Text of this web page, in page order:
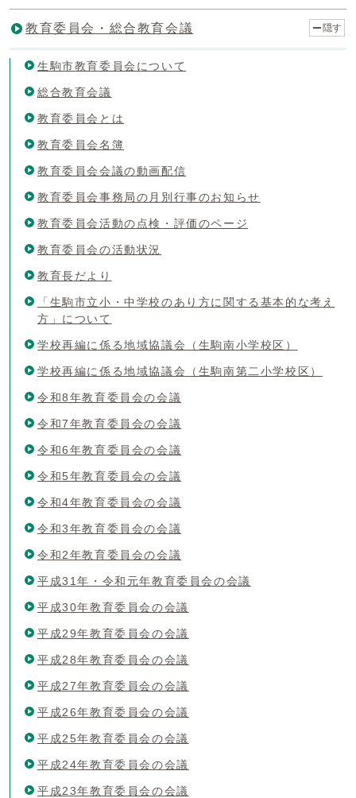
教育委員会・総合教育会議 隠す
生駒市教育委員会について
総合教育会議
教育委員会とは
教育委員会名簿
教育委員会会議の動画配信
教育委員会事務局の月別行事のお知らせ
教育委員会活動の点検・評価のページ
教育委員会の活動状況
教育長だより
「生駒市立小・中学校のあり方に関する基本的な考え
方」について
学校再編に係る地域協議会（生駒南小学校区）
学校再編に係る地域協議会（生駒南第二小学校区）
令和8年教育委員会の会議
令和7年教育委員会の会議
令和6年教育委員会の会議
令和5年教育委員会の会議
令和4年教育委員会の会議
令和3年教育委員会の会議
令和2年教育委員会の会議
平成31年・令和元年教育委員会の会議
平成30年教育委員会の会議
平成29年教育委員会の会議
平成28年教育委員会の会議
平成27年教育委員会の会議
平成26年教育委員会の会議
平成25年教育委員会の会議
平成24年教育委員会の会議
平成23年教育委員会の会議